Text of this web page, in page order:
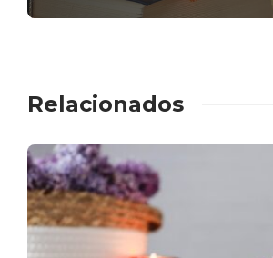
Relacionados